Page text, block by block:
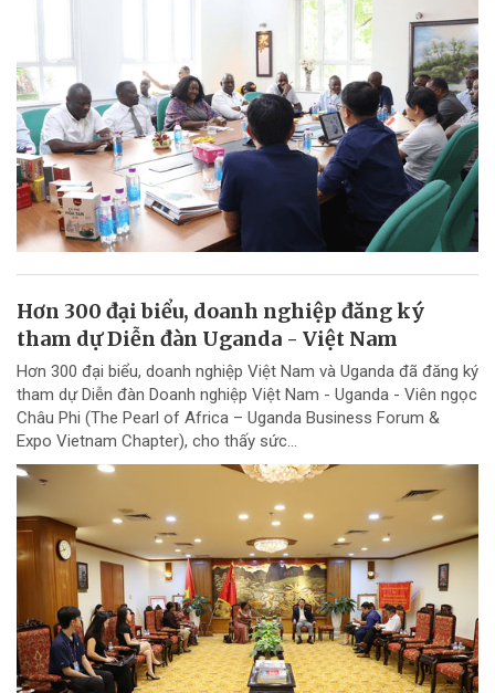
Hơn 300 đại biểu, doanh nghiệp đăng ký
tham dự Diễn đàn Uganda - Việt Nam
Hơn 300 đại biểu, doanh nghiệp Việt Nam và Uganda đã đăng ký
tham dự Diễn đàn Doanh nghiệp Việt Nam - Uganda - Viên ngọc
Châu Phi (The Pearl of Africa – Uganda Business Forum &
Expo Vietnam Chapter), cho thấy sức...